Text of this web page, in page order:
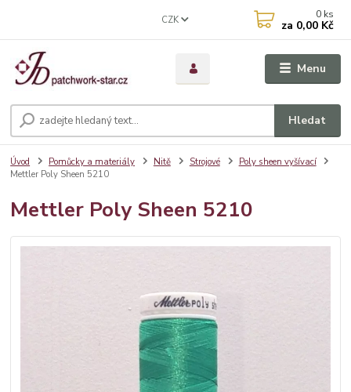
Menu
CZK
Hledat
0 ks
za 0,00 Kč
Úvod Pomůcky a materiály Nitě Strojové
Poly sheen vyšívací
Mettler Poly Sheen 5210
Mettler Poly Sheen 5210